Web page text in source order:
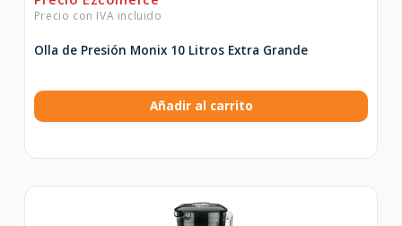
Olla de Presión Monix 10 Litros Extra Grande
Añadir al carrito